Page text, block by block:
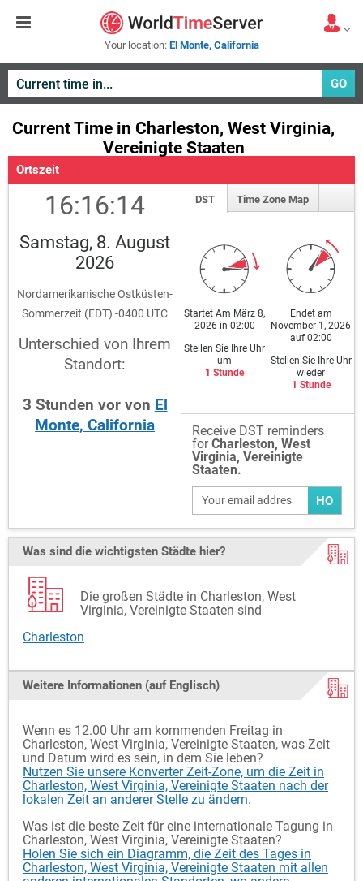
Your location: El Monte, California
GO
Current Time in Charleston, West Virginia,
Vereinigte Staaten
Ortszeit
16:16:14
Samstag, 8. August
2026
Nordamerikanische Ostküsten-
Sommerzeit (EDT) -0400 UTC
Unterschied von Ihrem
Standort:
3 Stunden vor von El
Monte, California
DST Time Zone Map
Startet Am März 8,
2026 in 02:00
Stellen Sie Ihre Uhr
um
1 Stunde
Endet am
November 1, 2026
auf 02:00
Stellen Sie Ihre Uhr
wieder
1 Stunde
Receive DST reminders
forCharleston, West
Virginia, Vereinigte
Staaten.
HO
Was sind die wichtigsten Städte hier?
Die großen Städte in Charleston, West
Virginia, Vereinigte Staaten sind
Charleston
Weitere Informationen (auf Englisch)
Wenn es 12.00 Uhr am kommenden Freitag in
Charleston, West Virginia, Vereinigte Staaten, was Zeit
und Datum wird es sein, in dem Sie leben?
Nutzen Sie unsere Konverter Zeit-Zone, um die Zeit in
Charleston, West Virginia, Vereinigte Staaten nach der
lokalen Zeit an anderer Stelle zu ändern.
Was ist die beste Zeit für eine internationale Tagung in
Charleston, West Virginia, Vereinigte Staaten?
Holen Sie sich ein Diagramm, die Zeit des Tages in
Charleston, West Virginia, Vereinigte Staaten mit allen